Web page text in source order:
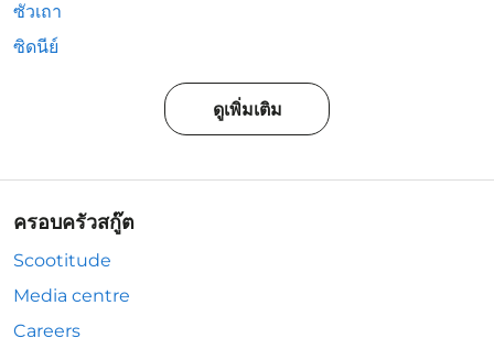
ซัวเถา
ซิดนีย์
ดูเพิ่มเติม
ครอบครัวสกู๊ต
Scootitude
Media centre
Careers